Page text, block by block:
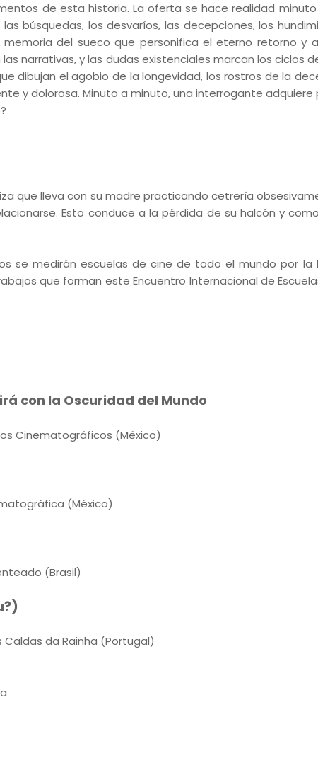
de esta historia. La oferta se hace realidad minuto
búsquedas, los desvaríos, las decepciones, los
del sueco que personifica el eterno retorno y
narrativas, y las dudas existenciales marcan los ciclos
dibujan el agobio de la longevidad, los rostros de la
y dolorosa. Minuto a minuto, una interrogante adquiere
que lleva con su madre practicando cetrería
Esto conduce a la pérdida de su halcón y
se medirán escuelas de cine de todo el mundo por la
que forman este Encuentro Internacional de
con la Oscuridad del Mundo
Cinematográficos (México)
(México)
(Brasil)
Caldas da Rainha (Portugal)